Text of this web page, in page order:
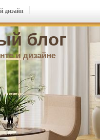
блог
и дизайне
дизайн